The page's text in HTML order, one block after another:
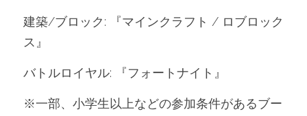
建築/ブロック: 『マインクラフト / ロブロック
ス』
バトルロイヤル: 『フォートナイト』
※一部、小学生以上などの参加条件があるブー